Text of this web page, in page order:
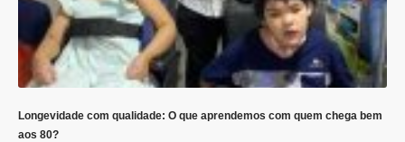
Longevidade com qualidade: O que aprendemos com quem chega bem
aos 80?